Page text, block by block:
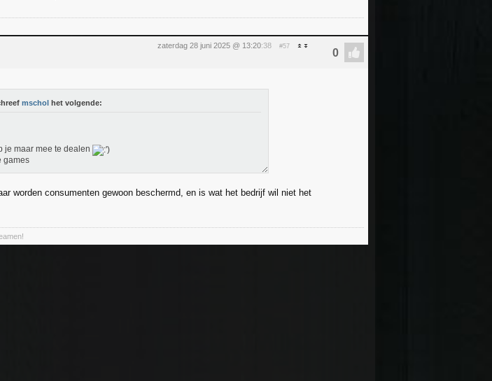
zaterdag 28 juni 2025 @ 13:20:38 #57
mschol het volgende:
je maar mee te dealen
games
worden consumenten gewoon beschermd, en is wat het bedrijf wil niet het